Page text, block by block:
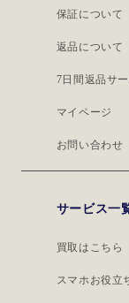
保証について
返品について
7日間返品サ
マイページ
お問い合わせ
サービス一
買取はこちら
スマホお役立